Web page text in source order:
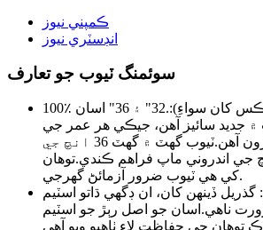
ڪمپني نيوز
انڊسٽري نيوز
سوئمنگ ٽيوب جو تعارف
کان سواءِ):.
32" ۽ 36" اسان
۾ جديد سائيز آهن، جيڪي هر عمر جي
آهن.
ٽيوب گهٽ ۾ گهٽ 36 انچ جي
توهان
کي هي ٽيوب ضرور آزمائڻ گهرجي.
ڏينهن کان، ان ڊگهي ڌاتو اسٽيم
ناهي. اسان جو اصل رٻڙ جو اسٽيم